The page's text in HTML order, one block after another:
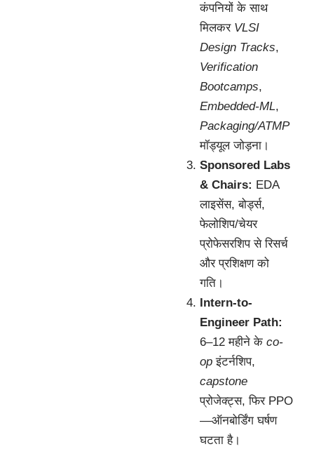
कंपनियों के साथ
मिलकर VLSI
Design Tracks,
Verification
Bootcamps,
Embedded-ML,
Packaging/ATMP
मॉड्यूल जोड़ना।
Sponsored Labs
& Chairs: EDA
लाइसेंस, बोर्ड्स,
फेलोशिप/चेयर
प्रोफेसरशिप से रिसर्च
और प्रशिक्षण को
गति।
Intern-to-
Engineer Path:
6–12 महीने के co-
op इंटर्नशिप,
capstone
प्रोजेक्ट्स, फिर PPO
—ऑनबोर्डिंग घर्षण
घटता है।